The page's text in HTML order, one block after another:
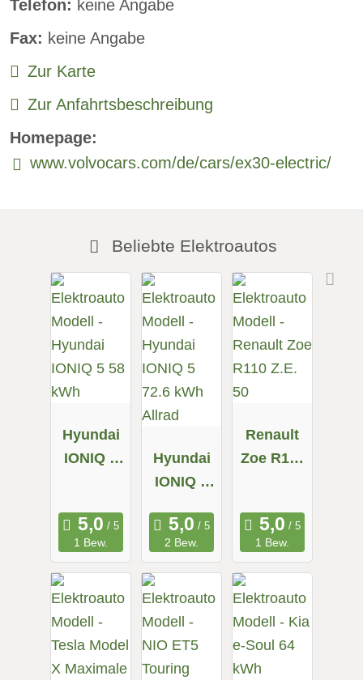
Standheizung:
verfügbar
Sprachsteuerung:
Rückfahrkamera
Sitzheizung vorne:
verfügbar
Sitzheizung hinten:
Telefon: keine Angabe
Fax: keine Angabe
Zur Karte
Zur Anfahrtsbeschreibung
Homepage:
www.volvocars.com/de/cars/ex30-electric/
Beliebte Elektroautos
Hyundai
IONIQ 5
1 Bew.
Hyundai
IONIQ 5
Allrad
2 Bew.
Renault
Zoe R110
1 Bew.